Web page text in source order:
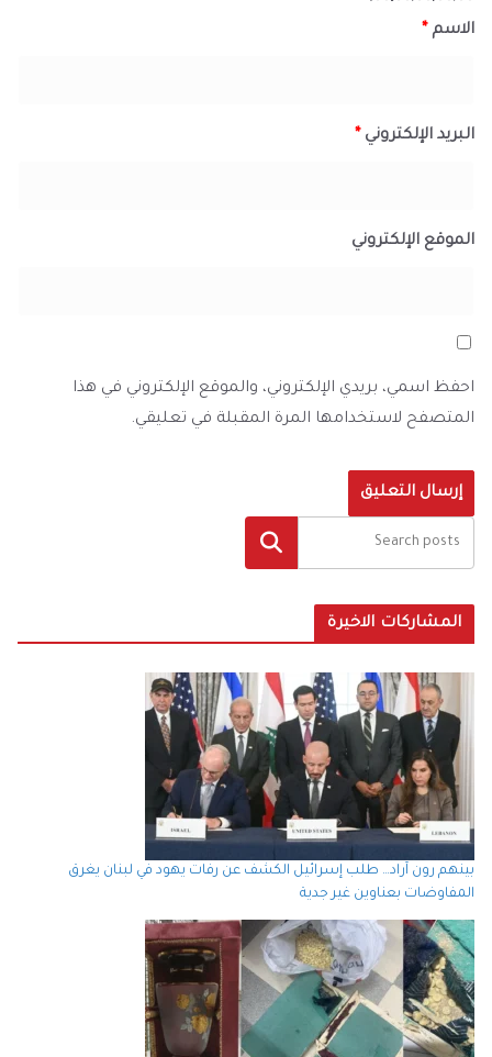
الاسم *
البريد الإلكتروني *
الموقع الإلكتروني
احفظ اسمي، بريدي الإلكتروني، والموقع الإلكتروني في هذا
المتصفح لاستخدامها المرة المقبلة في تعليقي.
البحث
المشاركات الاخيرة
بينهم رون آراد… طلب إسرائيل الكشف عن رفات يهود في لبنان يغرق
المفاوضات بعناوين غير جدية